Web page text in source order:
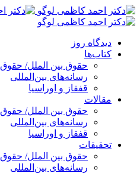
پرش
به
دیدگاه روز
کتاب‌ها
حقوق بین الملل/ حقوق
رسانه‌های بین‌المللی
قفقاز و اوراسیا
مقالات
حقوق بین الملل/ حقوق
رسانه‌های بین‌المللی
قفقاز و اوراسیا
تحقیقات
حقوق بین الملل/ حقوق
رسانه‌های بین‌المللی